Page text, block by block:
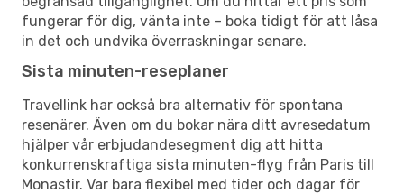
fungerar för dig, vänta inte – boka tidigt för att låsa
in det och undvika överraskningar senare.
Sista minuten-reseplaner
Travellink har också bra alternativ för spontana
resenärer. Även om du bokar nära ditt avresedatum
hjälper vår erbjudandesegment dig att hitta
konkurrenskraftiga sista minuten-flyg från Paris till
Monastir. Var bara flexibel med tider och dagar för